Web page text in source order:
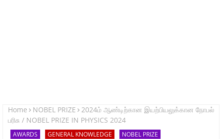
Home NOBEL PRIZE
2024ம் ஆண்டிற்கான இயற்பியலுக்கான நோபல்
பரிசு / NOBEL PRIZE IN PHYSICS 2024
AWARDS GENERAL KNOWLEDGE NOBEL PRIZE